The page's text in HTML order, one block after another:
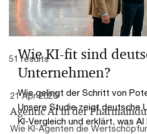
Wie KI-fit sind
Unternehmen?
Wie gelingt der Schritt von
Unsere Studie zeigt deutsche
KI-Vergleich und erklärt, was
51 results
21 Apr 2026
Agentic AI in der
Wie KI-Agenten die